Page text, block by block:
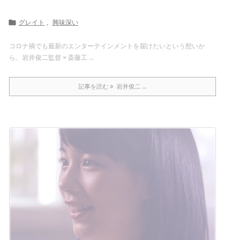
 グレイト , 興味深い
コロナ禍でも最新のエンターテインメントを届けたいという想いか
ら、岩井俊二監督 × 斎藤工 ...
記事を読む 岩井俊二 ...